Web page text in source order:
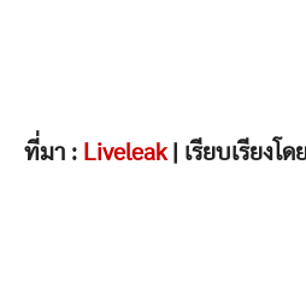
ที่มา : Liveleak| เรียบเรียงโด